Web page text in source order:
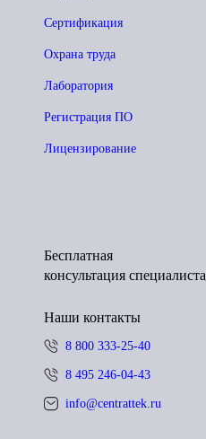
Сертификация
Охрана труда
Лаборатория
Регистрация ПО
Лицензирование
Бесплатная
консультация специалиста
Наши контакты
8 800 333-25-40
8 495 246-04-43
info@centrattek.ru